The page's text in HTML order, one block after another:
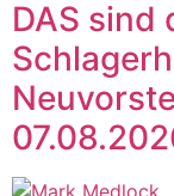
DAS sind